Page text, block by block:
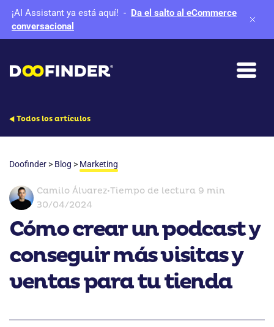
¡AI Assistant ya está aquí! - Da el salto al eCommerce
conversacional
Todos los artículos
Doofinder > Blog > Marketing
Camilo Álvarez•Tiempo de lectura 9 min
30/04/2024
Cómo crear un podcast y
conseguir más visitas y
ventas para tu tienda